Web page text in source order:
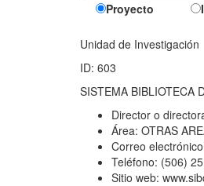
Proyecto
Unidad de Investigación
ID: 603
SISTEMA BIBLIOTECA
Director o
Área: OTRAS
Correo
Teléfono: (506)
Sitio web: